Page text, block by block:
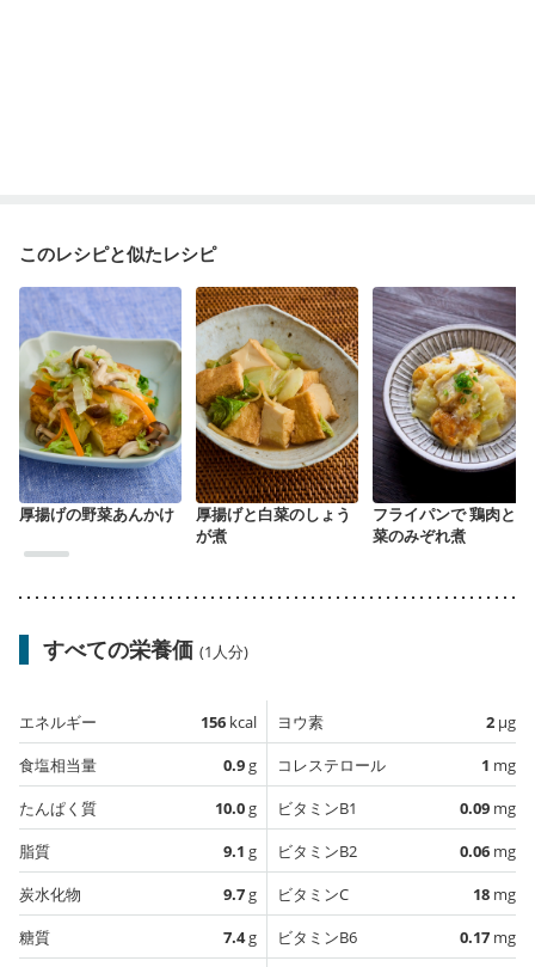
このレシピと似たレシピ
厚揚げの野菜あんかけ
厚揚げと白菜のしょう
が煮
フライパンで 鶏肉と白
菜のみぞれ煮
すべての栄養価 (1人分)
エネルギー 156 kcal
食塩相当量
0.9g
たんぱく質
10.0g
脂質
9.1 g
炭水化物
9.7g
糖質
7.4g
ヨウ素 2 µg
コレステロール
1 mg
ビタミンB1
0.09 mg
ビタミンB2
0.06 mg
ビタミンC
18 mg
ビタミンB6
0.17 mg